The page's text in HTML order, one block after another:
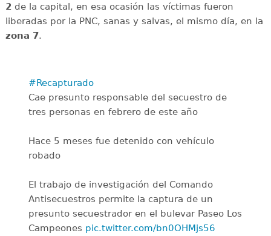
2de la capital, en esa ocasión las víctimas fueron
liberadas por la PNC, sanas y salvas, el mismo día, en la
zona 7.
#Recapturado
Cae presunto responsable del secuestro de
tres personas en febrero de este año
Hace 5 meses fue detenido con vehículo
robado
El trabajo de investigación del Comando
Antisecuestros permite la captura de un
presunto secuestrador en el bulevar Paseo Los
Campeones pic.twitter.com/bn0OHMjs56